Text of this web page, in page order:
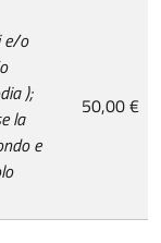
e/o
);
la
e
50,00 €